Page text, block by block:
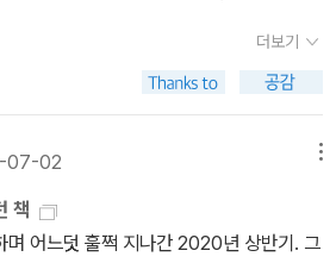
슬픈 광경 중 하나”이기 때문이다. “정
며 세월을 낭비하다니! 난 이제 퐁텔리에
는 소유물이 아니에요. 내 선택에 나 자신
기 있네. 이 여잘 데려가서 행복하게 살게
위치, 그리고 주변 세계와 맺고 있는 관계
이라고 설명된다.에드나의 각성은 자연
로 이어져 남편 퐁텔리에를 당혹스럽게
와는 다른 유형의 여성도 등장한다. 휴양
뇰인데, 라티뇰 부인은 2년 간격으로 세
가지려 한다. 그녀는 아이들의 어머니로
머니 역할에 충실한 여성이다. 당시에 쓰
과 가정 문제에 대해서 잠시 생각해본 터
을 주게 된 것. 샌드라는 심리학자인 남편
있겠다. 한편으로 사르트르와 보부아르
에 대한 모색일 텐데, 조만간 보부아르에
생각해보려 한다...
10월 29일_ 포크너, <곰> 5강 11월 05일
더보기
07-02
책
며 어느덧 훌쩍 지나간 2020년 상반기. 그